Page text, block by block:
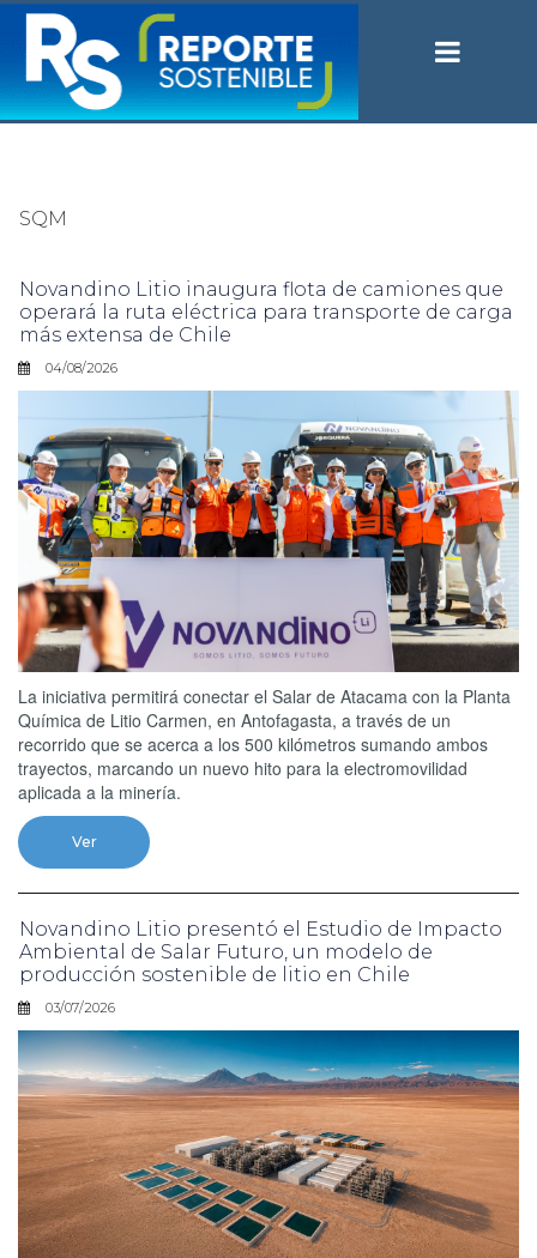
SQM
Novandino Litio inaugura flota de camiones que
operará la ruta eléctrica para transporte de carga
más extensa de Chile
04/08/2026
La iniciativa permitirá conectar el Salar de Atacama con la Planta
Química de Litio Carmen, en Antofagasta, a través de un
recorrido que se acerca a los 500 kilómetros sumando ambos
trayectos, marcando un nuevo hito para la electromovilidad
aplicada a la minería.
Ver
Novandino Litio presentó el Estudio de Impacto
Ambiental de Salar Futuro, un modelo de
producción sostenible de litio en Chile
03/07/2026